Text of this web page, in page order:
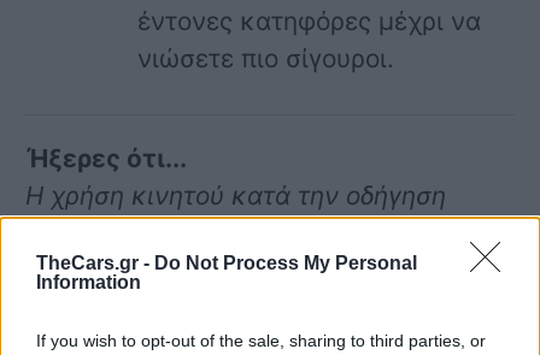
TheCars.gr - Do Not Process My Personal
Information
If you wish to opt-out of the sale, sharing to third parties, or
έντονες κατηφόρες μέχρι να
νιώσετε πιο σίγουροι.
Ήξερες ότι...
Η χρήση κινητού κατά την οδήγηση
κατά 20 φορές!